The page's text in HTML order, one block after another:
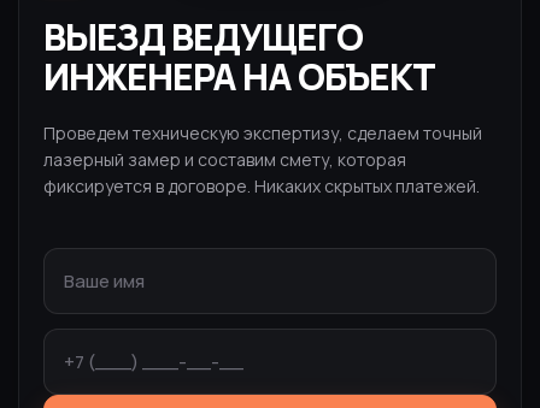
ВЫЕЗД ВЕДУЩЕГО
ИНЖЕНЕРА НА ОБЪЕКТ
Проведем техническую экспертизу, сделаем точный
лазерный замер и составим смету, которая
фиксируется в договоре. Никаких скрытых платежей.